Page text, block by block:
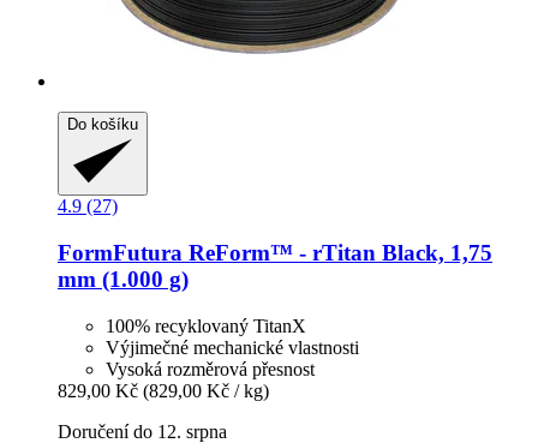
Do košíku
4.9 (27)
FormFutura ReForm™ -​ rTitan Black, 1,75
mm (1.000 g)
100% recyklovaný TitanX
Výjimečné mechanické vlastnosti
Vysoká rozměrová přesnost
829,00 Kč (829,00 Kč / kg)
Doručení do 12. srpna